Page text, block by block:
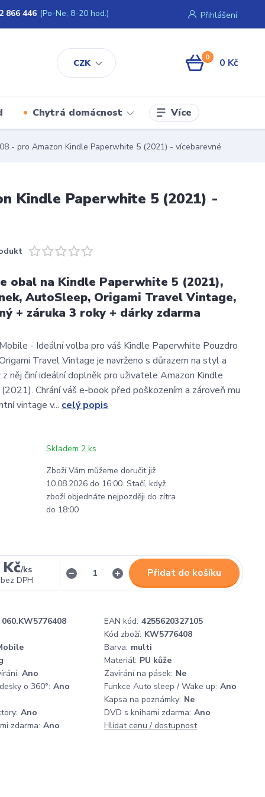
CZK
Přihlášení
866 446 (Po-Ne, 8-20 hod.)
0 0 Kč
Chytrá domácnost Více
- pro Amazon Kindle Paperwhite 5 (2021) - vícebarevné
Kindle Paperwhite 5 (2021) -
obal na Kindle Paperwhite 5 (2021),
AutoSleep, Origami Travel Vintage,
+ záruka 3 roky + dárky zdarma
- Ideální volba pro váš Kindle Paperwhite Pouzdro
Travel Vintage je navrženo s důrazem na styl a
z něj činí ideální doplněk pro uživatele Amazon Kindle
Chrání váš e-book před poškozením a zároveň mu
vintage v... celý popis
Skladem 2 ks
Zboží Vám můžeme doručit již
10.08.2026 do 16:00. Stačí, když
zboží objednáte nejpozději do zítra
do 18:00
/ks
bez DPH
Přidat do košíku
060.KW5776408 EAN kód: 4255620327105
Kód zboží: KW5776408
Barva: multi
Materiál: PU kůže
Ano Zavírání na pásek: Ne
o 360°: Ano Funkce Auto sleep / Wake up: Ano
Kapsa na poznámky: Ne
Ano DVD s knihami zdarma: Ano
zdarma: Ano Hlídat cenu / dostupnost